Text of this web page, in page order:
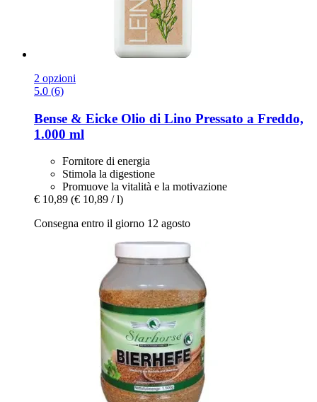
2 opzioni
5.0 (6)
Bense & Eicke Olio di Lino Pressato a Freddo,
1.000 ml
Fornitore di energia
Stimola la digestione
Promuove la vitalità e la motivazione
€ 10,89 (€ 10,89 / l)
Consegna entro il giorno 12 agosto